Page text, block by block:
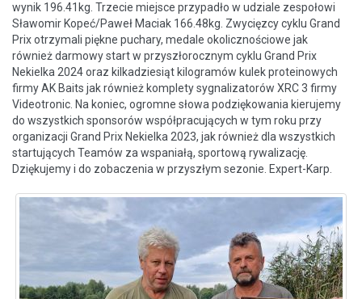
wynik 196.41kg. Trzecie miejsce przypadło w udziale zespołowi
Sławomir Kopeć/Paweł Maciak 166.48kg. Zwycięzcy cyklu Grand
Prix otrzymali piękne puchary, medale okolicznościowe jak
również darmowy start w przyszłorocznym cyklu Grand Prix
Nekielka 2024 oraz kilkadziesiąt kilogramów kulek proteinowych
firmy AK Baits jak również komplety sygnalizatorów XRC 3 firmy
Videotronic. Na koniec, ogromne słowa podziękowania kierujemy
do wszystkich sponsorów współpracujących w tym roku przy
organizacji Grand Prix Nekielka 2023, jak również dla wszystkich
startujących Teamów za wspaniałą, sportową rywalizację.
Dziękujemy i do zobaczenia w przyszłym sezonie. Expert-Karp.